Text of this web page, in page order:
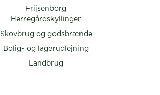
Frijsenborg
Herregårdskyllinger
Skovbrug og godsbrænde
Bolig- og lagerudlejning
Landbrug